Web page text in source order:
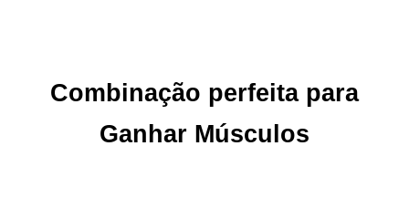
Combinação perfeita para
Ganhar Músculos